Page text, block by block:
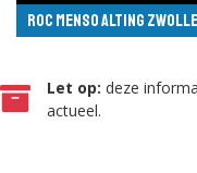
ROC Menso Alting Zwolle
Let op: deze
actueel.